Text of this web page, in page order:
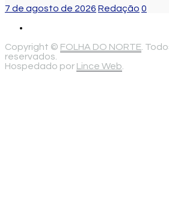
7 de agosto de 2026 Redação 0
Copyright © FOLHA DO NORTE .
reservados.
Hospedado por Lince Web